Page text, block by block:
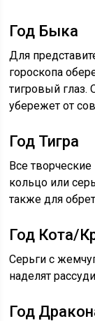
Год Быка
Для
гороскопа
тигровый глаз.
убережет от
Год Тигра
Все
кольцо или
также для
Год Кота/
Серьги с
наделят
Год